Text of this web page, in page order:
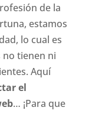
de la
estamos
lo cual es
no tienen ni
Aquí
el
… ¡Para que